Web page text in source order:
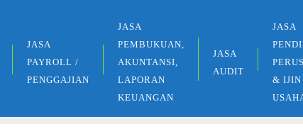
JASA
PAYROLL /
PENGGAJIAN
JASA
PEMBUKUAN,
AKUNTANSI,
LAPORAN
KEUANGAN
JASA
AUDIT
JASA
&